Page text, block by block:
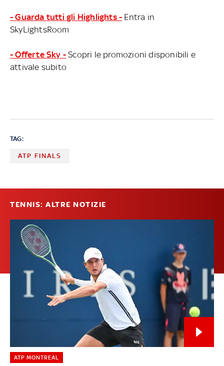
- Guarda tutti gli Highlights - Entra in
SkyLightsRoom
- Offerte Sky - Scopri le promozioni disponibili e
attivale subito
TAG:
ATP FINALS
TENNIS: ALTRE NOTIZIE
ATP MONTREAL